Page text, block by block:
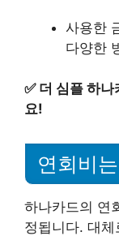
사용한
다양한
✅ 더 심플 하나
요!
연회비
하나카드의 연
정됩니다. 대